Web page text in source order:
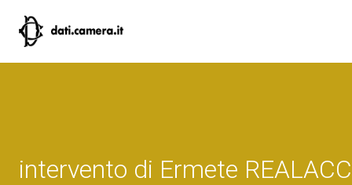
intervento di Ermete